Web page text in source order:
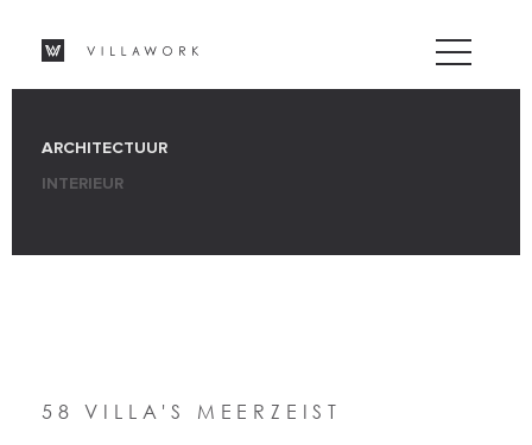
ARCHITECTUUR
INTERIEUR
58 VILLA'S MEERZEIST